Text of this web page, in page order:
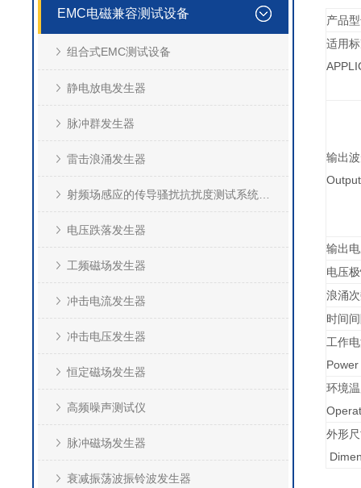
EMC电磁兼容测试设备
组合式EMC测试设备
静电放电发生器
脉冲群发生器
雷击浪涌发生器
电压跌落发生器
工频磁场发生器
冲击电流发生器
冲击电压发生器
恒定磁场发生器
高频噪声测试仪
脉冲磁场发生器
衰减振荡波振铃波发生器
产品
适用
输出
输出
电压
浪涌
时间
工作
Power
环境
外形